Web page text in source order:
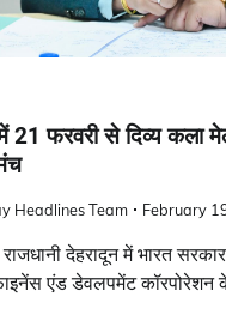
21 फरवरी से दिव्य कला
Headlines Team February
देहरादून में भारत
एंड डेवलपमेंट